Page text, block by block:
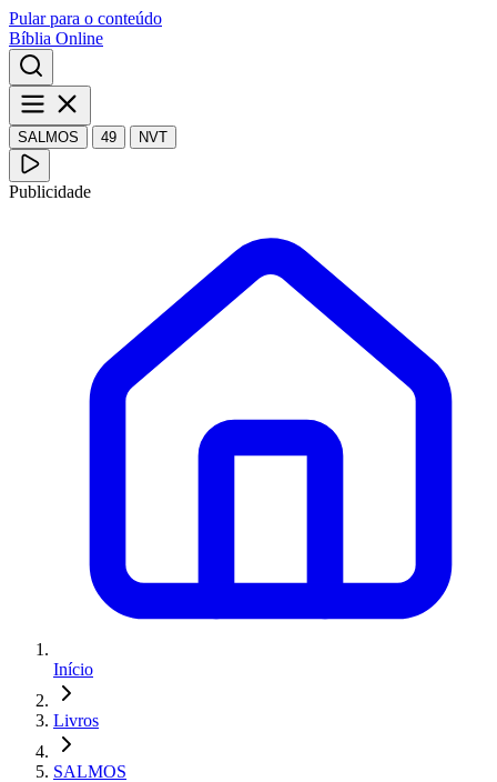
Pular para o conteúdo
Bíblia Online
SALMOS 49 NVT
Publicidade
Início
Livros
SALMOS